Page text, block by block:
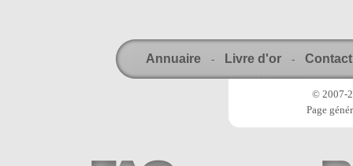
Annuaire - Livre d'or - Contact
© 2007-
Page